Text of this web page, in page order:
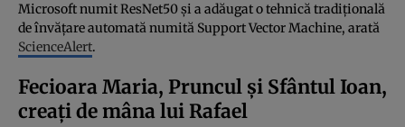
Microsoft numit ResNet50 și a adăugat o tehnică tradițională
de învățare automată numită Support Vector Machine, arată
ScienceAlert.
Fecioara Maria, Pruncul și Sfântul Ioan,
creați de mâna lui Rafael